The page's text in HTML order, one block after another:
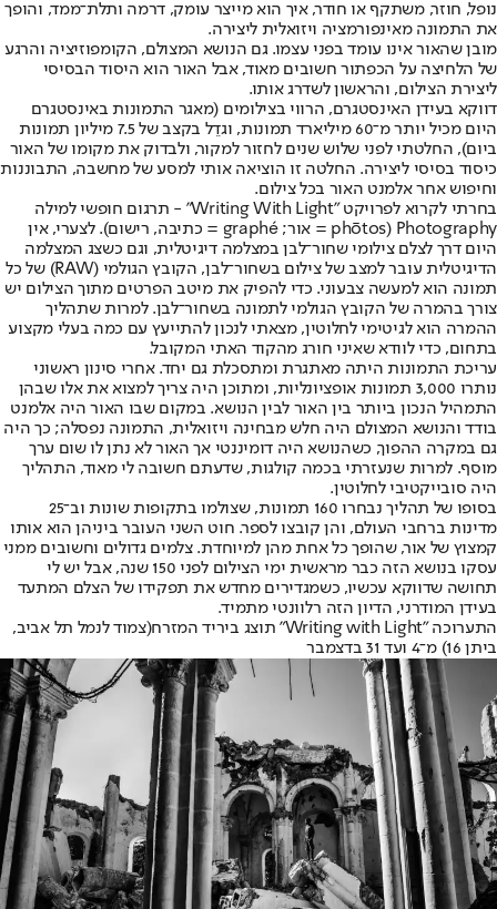
נופל, חוזר, משתקף או חודר, איך הוא מייצר עומק, דרמה ותלת־ממד, והופך
את התמונה מאינפורמציה ויזואלית ליצירה.
מובן שהאור אינו עומד בפני עצמו. גם הנושא המצולם, הקומפוזיציה והרגע
של הלחיצה על הכפתור חשובים מאוד, אבל האור הוא היסוד הבסיסי
ליצירת הצילום, והראשון לשדרג אותו.
דווקא בעידן האינסטגרם, הרווי בצילומים (מאגר התמונות באינסטגרם
היום מכיל יותר מ־60 מיליארד תמונות, וגדֵל בקצב של 7.5 מיליון תמונות
ביום), החלטתי לפני שלוש שנים לחזור למקור, ולבדוק את מקומו של האור
כיסוד בסיסי ליצירה. החלטה זו הוציאה אותי למסע של מחשבה, התבוננות
וחיפוש אחר אלמנט האור בכל צילום.
בחרתי לקרוא לפרויקט "Writing With Light" - תרגום חופשי למילה
Photography (phōtos = אור; graphé = כתיבה, רישום). לצערי, אין
היום דרך לצלם צילומי שחור־לבן במצלמה דיגיטלית, וגם כשצג המצלמה
הדיגיטלית עובר למצב של צילום בשחור־לבן, הקובץ הגולמי (RAW) של כל
תמונה הוא למעשה צבעוני. כדי להפיק את מיטב הפרטים מתוך הצילום יש
צורך בהמרה של הקובץ הגולמי לתמונה בשחור־לבן. למרות שתהליך
ההמרה הוא לגיטימי לחלוטין, מצאתי לנכון להתייעץ עם כמה בעלי מקצוע
בתחום, כדי לוודא שאיני חורג מהקוד האתי המקובל.
עריכת התמונות היתה מאתגרת ומתסכלת גם יחד. אחרי סינון ראשוני
נותרו 3,000 תמונות אופציונליות, ומתוכן היה צריך למצוא את אלו שבהן
התמהיל הנכון ביותר בין האור לבין הנושא. במקום שבו האור היה אלמנט
בודד והנושא המצולם היה חלש מבחינה ויזואלית, התמונה נפסלה; כך היה
גם במקרה ההפוך, כשהנושא היה דומיננטי אך האור לא נתן לו שום ערך
מוסף. למרות שנעזרתי בכמה קולגות, שדעתם חשובה לי מאוד, התהליך
היה סובייקטיבי לחלוטין.
בסופו של תהליך נבחרו 160 תמונות, שצולמו בתקופות שונות וב־25
מדינות ברחבי העולם, והן קובצו לספר. חוט השני העובר ביניהן הוא אותו
קמצוץ של אור, שהופך כל אחת מהן למיוחדת. צלמים גדולים וחשובים ממני
עסקו בנושא הזה כבר מראשית ימי הצילום לפני 150 שנה, אבל יש לי
תחושה שדווקא עכשיו, כשמגדירים מחדש את תפקידו של הצלם המתעד
בעידן המודרני, הדיון הזה רלוונטי מתמיד.
התערוכה "Writing with Light" תוצג ביריד המזרח
(צמוד לנמל תל אביב,
ביתן 16) מ־4 ועד 31 בדצמבר